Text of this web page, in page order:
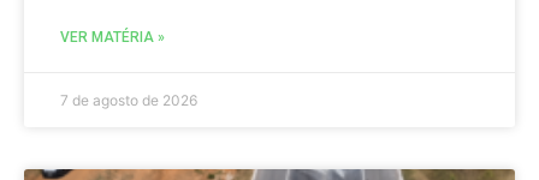
VER MATÉRIA »
7 de agosto de 2026